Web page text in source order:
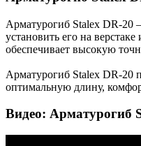
Арматурогиб Stalex DR-20
установить его на
обеспечивает высокую
Арматурогиб Stalex DR-20
оптимальную длину,
Видео: Арматурогиб